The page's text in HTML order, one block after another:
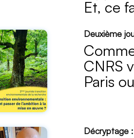
Et, ce
Deuxième
CNRS
Paris
Décryptage